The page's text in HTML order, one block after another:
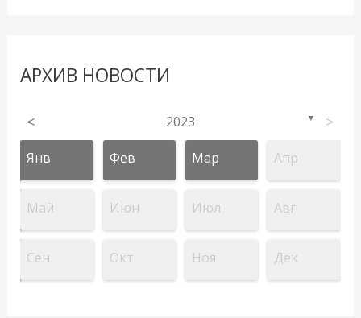
АРХИВ НОВОСТИ
< 2023 ▼ >
Янв Фев Мар Апр
Май Июн Июл Авг
Сен Окт Ноя Дек